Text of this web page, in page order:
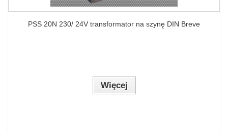
PSS 20N 230/ 24V transformator na szynę DIN Breve
Więcej